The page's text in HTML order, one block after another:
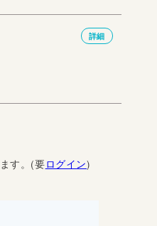
詳細
す。(要ログイン)